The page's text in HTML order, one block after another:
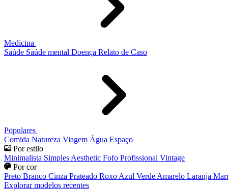
Medicina
Saúde Saúde mental Doença Relato de Caso
Populares
Comida Natureza Viagem Água Espaço
Por estilo
Minimalista Simples Aesthetic Fofo Profissional Vintage
Por cor
Preto Branco Cinza Prateado Roxo Azul Verde Amarelo Laranja
Explorar modelos recentes